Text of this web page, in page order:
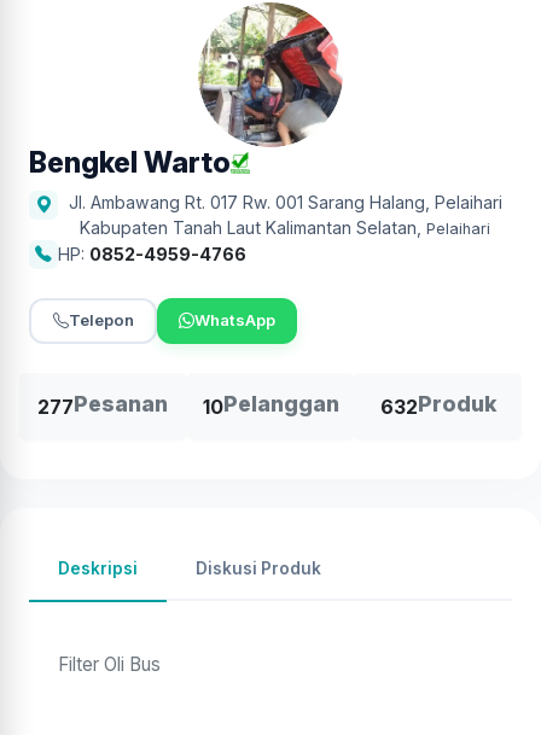
Bengkel Warto
Jl. Ambawang Rt. 017 Rw. 001 Sarang Halang, Pelaihari
Kabupaten Tanah Laut Kalimantan Selatan Pelaihari
HP: 0852-4959-4766
Telepon WhatsApp
277Pesanan 10Pelanggan 632Produk
Deskripsi Diskusi Produk
Filter Oli Bus